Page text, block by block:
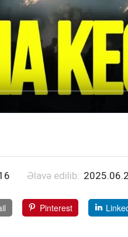
Əlavə edilib:
Pinterest